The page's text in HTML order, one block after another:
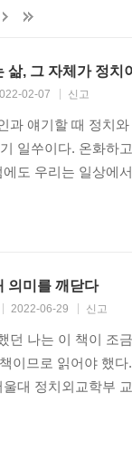
공화국
해서 역술원을 찾
질문하는 시민이 되
며, 그것이야말로
성에 젖지 않은 채,
삶, 그 자체가 정치
02-07 신고
과 얘기할 때 정치
일쑤이다. 온화하
도 우리는 일상에
의미를 깨닫다
2022-06-29 신고
던 나는 이 책이 조
이므로 읽어야 했
대 정치외교학부